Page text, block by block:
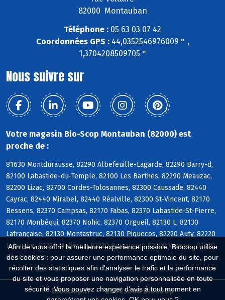
Afin de vous offrir la meilleure expérience possible, Biocoop utilise
des cookies : pour assurer une performance optimale du site, pour
récolter des statistiques afin d'analyser le trafic et la performance
du site et vous proposer une navigation personnalisée en toute
sécurité. Vous pouvez changer d'avis à tout moment en
82000 Montauban
Téléphone : 05 63 03 07 42
Coordonnées GPS :44,0352546976009 ° ,
1,3704208509705 °
Nous suivre sur
Votre magasin Bio-Scop Montauban (82000) est
proche de :
81630 Montdurausse, 82290 Albefeuille-Lagarde, 82290 Barry-d,
82100 Labastide-du-Temple, 82100 Les Barthes, 82290 Meauzac,
82200 Lizac, 82700 Cordes-Tolosannes, 82300 Caussade, 82440
Cayrac, 82440 Mirabel, 82440 Réalville, 82300 St-Vincent, 82170
Bessens, 82370 Campsas, 82170 Fabas, 82370 Labastide-St-Pierre,
82170 Monbéqui, 82370 Nohic, 82370 Orgueil, 82130 L, 82130
Lafrançaise, 82130 Montastruc, 82130 Piquecos, 82220 Auty, 82220
Labarthe, 82220 Molières, 82220 Puycornet, 82220 Vazerac, 82230
Génébrières
Biocoop.fr Le réseau Biocoop